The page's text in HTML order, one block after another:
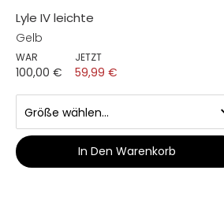
Lyle IV leichte
Gelb
WAR
100,00 €
JETZT
59,99 €
In Den Warenkorb